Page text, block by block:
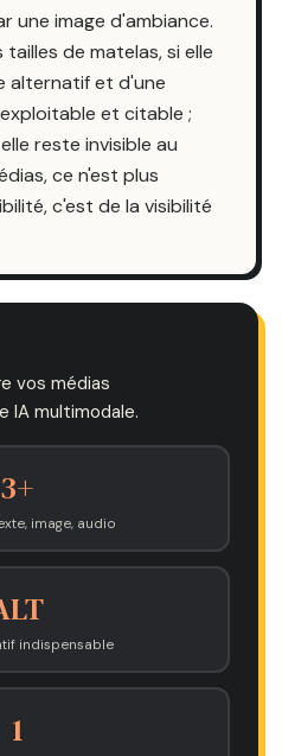
une image d'ambiance.
de matelas, si elle
alternatif et d'une
et citable ;
reste invisible au
ce n'est plus
c'est de la visibilité
vos médias
IA multimodale.
3+
image, audio
indispensable
1